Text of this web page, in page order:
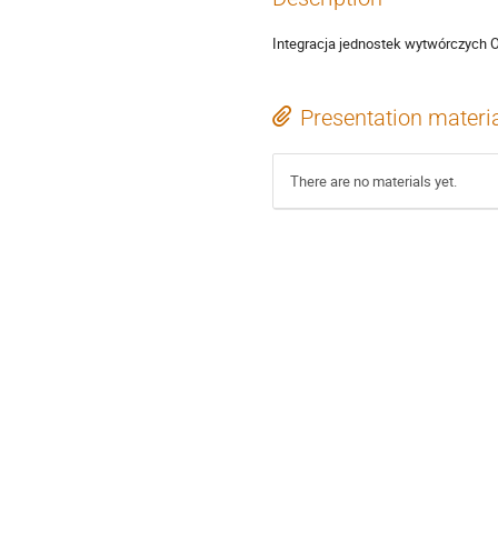
Integracja jednostek wytwórczych
Presentation
There are no materials yet.